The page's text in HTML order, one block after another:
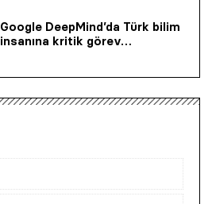
Google DeepMind’da Türk bilim
insanına kritik görev…